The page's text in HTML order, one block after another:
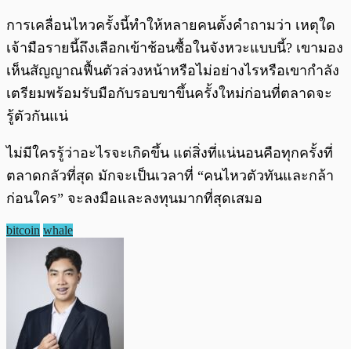
การเคลื่อนไหวครั้งนี้ทำให้หลายคนตั้งคำถามว่า เหตุใด
เจ้ามือรายนี้ถึงเลือกเข้าช้อนซื้อในจังหวะแบบนี้? เขามอง
เห็นสัญญาณฟื้นตัวล่วงหน้าหรือไม่อย่างไรหรือเขากำลัง
เตรียมพร้อมรับมือกับรอบขาขึ้นครั้งใหม่ก่อนที่ตลาดจะ
รู้ตัวกันแน่
ไม่มีใครรู้ว่าอะไรจะเกิดขึ้น แต่สิ่งที่แน่นอนคือทุกครั้งที่
ตลาดกลัวที่สุด มักจะเป็นเวลาที่ “คนไหวตัวทันและกล้า
ก่อนใคร” จะลงมือและลงทุนมากที่สุดเสมอ
bitcoin whale